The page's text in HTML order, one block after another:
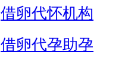
借卵代怀机构
借卵代孕助孕